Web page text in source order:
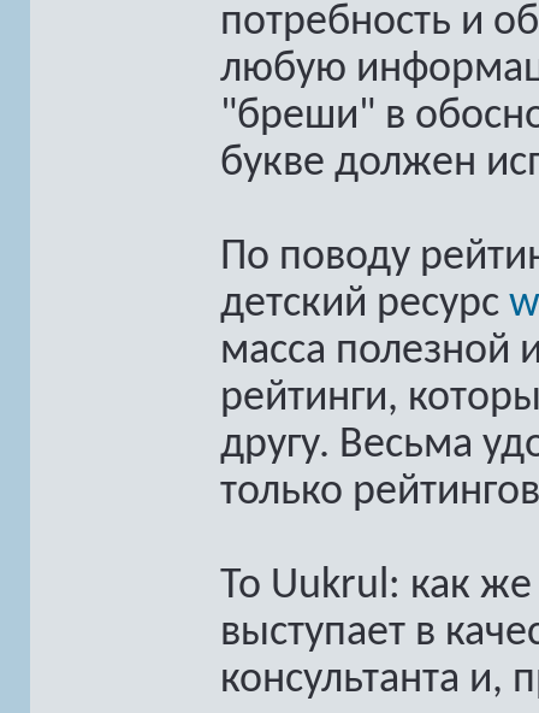
потребность и
любую
"бреши" в
букве должен
По поводу
детский ресурс
масса полезной
рейтинги,
другу. Весьма
только
To Uukrul: как же
выступает в
консультанта и,